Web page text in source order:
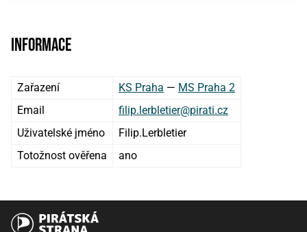
Informace
Zařazení KS Praha — MS Praha 2
Email
filip.lerbletier@pirati.cz
Uživatelské jméno
Filip.Lerbletier
Totožnost ověřena
ano